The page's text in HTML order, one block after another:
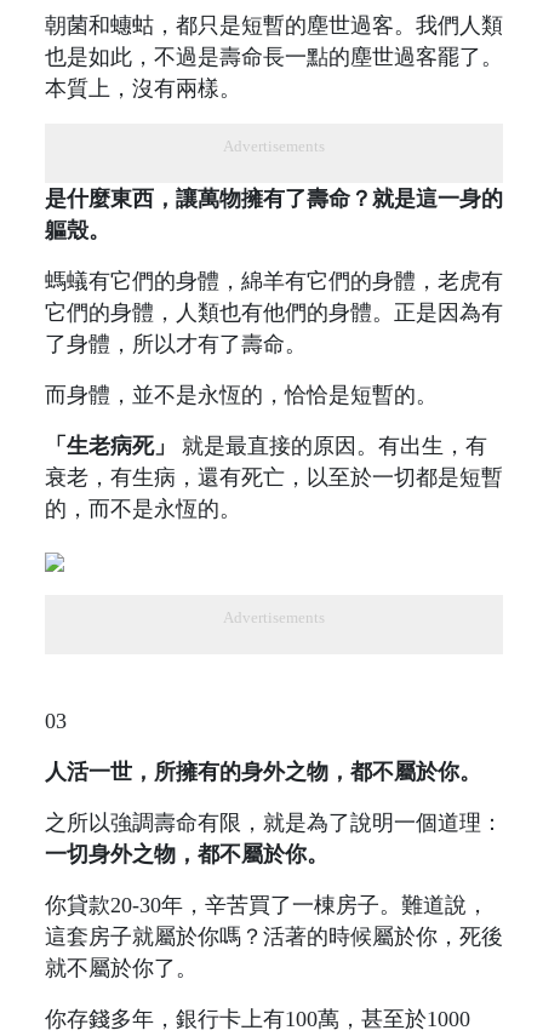
朝菌和蟪蛄，都只是短暫的塵世過客。我們人類
也是如此，不過是壽命長一點的塵世過客罷了。
本質上，沒有兩樣。
Advertisements
是什麼東西，讓萬物擁有了壽命？就是這一身的
軀殼。
螞蟻有它們的身體，綿羊有它們的身體，老虎有
它們的身體，人類也有他們的身體。正是因為有
了身體，所以才有了壽命。
而身體，並不是永恆的，恰恰是短暫的。
「生老病死」
就是最直接的原因。有出生，有
衰老，有生病，還有死亡，以至於一切都是短暫
的，而不是永恆的。
Advertisements
03
人活一世，所擁有的身外之物，都不屬於你。
之所以強調壽命有限，就是為了說明一個道理：
一切身外之物，都不屬於你。
你貸款20-30年，辛苦買了一棟房子。難道說，
這套房子就屬於你嗎？活著的時候屬於你，死後
就不屬於你了。
你存錢多年，銀行卡上有100萬，甚至於1000